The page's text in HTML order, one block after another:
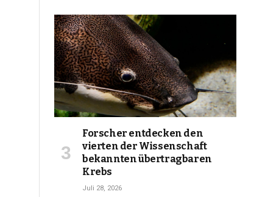
Forscher entdecken den
vierten der Wissenschaft
bekannten übertragbaren
Krebs
Juli 28, 2026